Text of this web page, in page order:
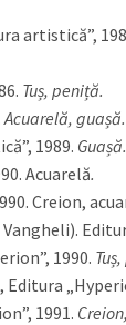
artistică”,
Tuș, peniță.
Acuarelă, guașă.
1989. Guașă.
Acuarelă.
Creion,
1990.
Editura
1991.